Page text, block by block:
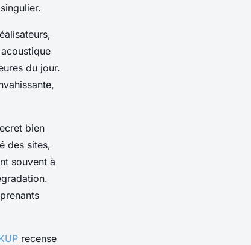
du jour.
bien
des sites,
souvent à
recense